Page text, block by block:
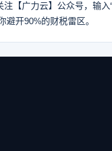
【广力云】公众号，输入
避开90%的财税雷区。